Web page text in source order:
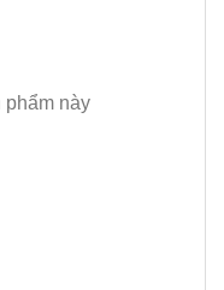
phẩm này